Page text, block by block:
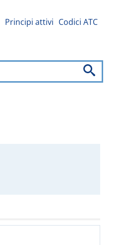
Principi attivi Codici ATC